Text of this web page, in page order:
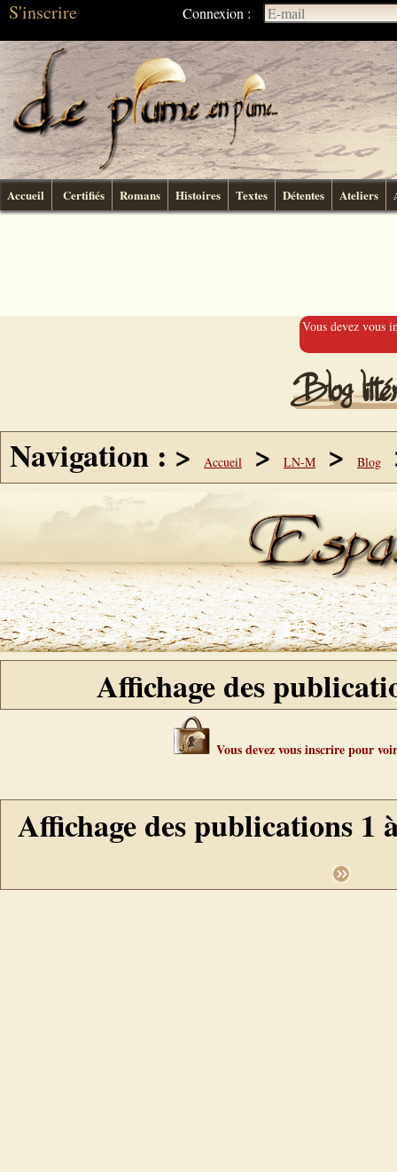
S'inscrire Connexion :
Accueil Certifiés Romans Histoires Textes Détentes Ateliers
Vous devez vous
Blog
Navigation : > Accueil > LN-M > Blog
Affichage des
Vous devez vous inscrire pour
Affichage des publications 1